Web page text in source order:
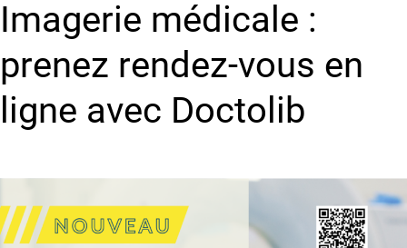
Imagerie médicale :
prenez rendez-vous en
ligne avec Doctolib